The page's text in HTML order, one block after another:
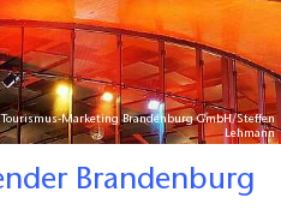
Marketing Brandenburg GmbH/Steffen
Lehmann
Brandenburg